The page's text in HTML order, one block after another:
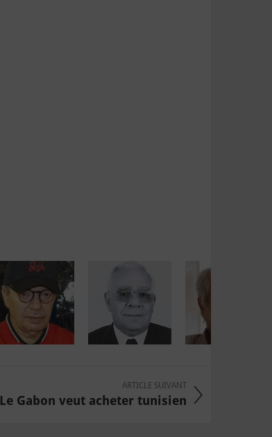
ARTICLE SUIVANT
Le Gabon veut acheter tunisien